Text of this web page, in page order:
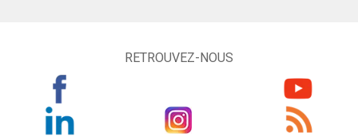
RETROUVEZ-NOUS